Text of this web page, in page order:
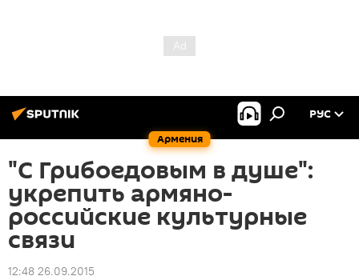
Армения
РУС
"С Грибоедовым в душе":
укрепить армяно-
российские культурные
связи
12:48 26.09.2015